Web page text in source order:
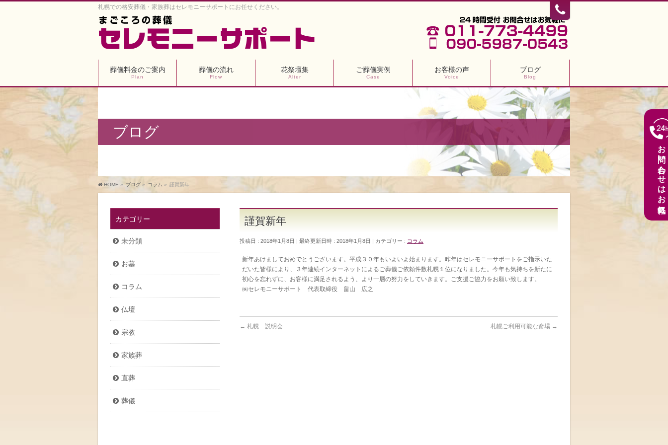
札幌での格安葬儀・家族葬はセレモニーサポートにお任せください。
お問い合わせはお気軽に
葬儀料金のご案内
Plan
葬儀の流れ
Flow
花祭壇集
Alter
ご葬儀実例
Case
お客様の声
Voice
ブログ
Blog
ブログ
HOME » ブログ » コラム » 謹賀新年
謹賀新年
投稿日 : 2018年1月8日 最終更新日時 : 2018年1月8日 カテゴリー : コラム
新年あけましておめでとうございます。平成３０年もいよいよ始まります。昨年はセレモニーサポートをご指示いた
だいた皆様により、３年連続インターネットによるご葬儀ご依頼件数札幌１位になりました。今年も気持ちを新たに
初心を忘れずに、お客様に満足されるよう、より一層の努力をしていきます。ご支援ご協力をお願い致します。
㈱セレモニーサポート 代表取締役 畠山 広之
← 札幌 説明会 札幌ご利用可能な斎場 →
カテゴリー
未分類
お墓
コラム
仏壇
宗教
家族葬
直葬
葬儀